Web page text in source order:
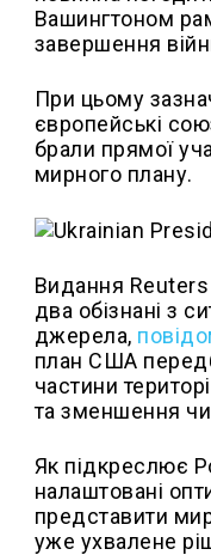
Вашингтоном
завершення
При цьому
європейські
брали прямої
мирного плану.
Видання Reuters
два обізнані з
джерела,
план США
частини
та зменшення
Як підкреслює
налаштовані
представити
уже ухвалене